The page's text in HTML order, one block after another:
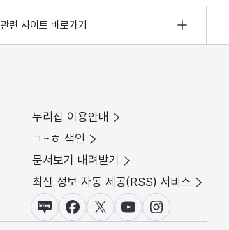
관련 사이트 바로가기
누리집 이용안내
ㄱ~ㅎ 색인
문서보기 내려받기
최신 정보 자동 제공(RSS) 서비스
블로그페이스북X(트위터)
유튜브인스타그램